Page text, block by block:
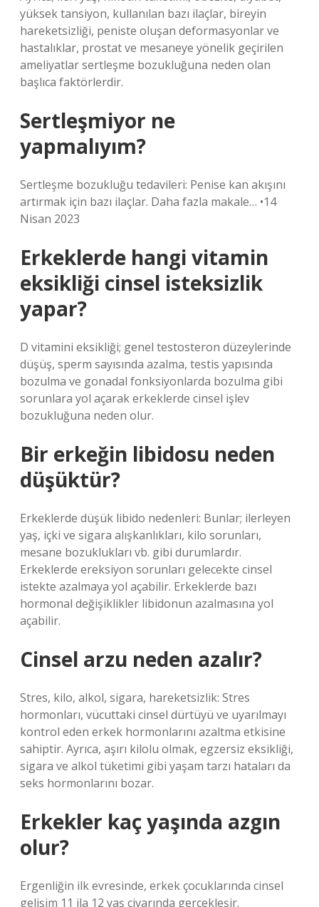
yüksek tansiyon, kullanılan bazı ilaçlar, bireyin
hareketsizliği, peniste oluşan deformasyonlar ve
hastalıklar, prostat ve mesaneye yönelik geçirilen
ameliyatlar sertleşme bozukluğuna neden olan
başlıca faktörlerdir.
Sertleşmiyor ne
yapmalıyım?
Sertleşme bozukluğu tedavileri: Penise kan akışını
artırmak için bazı ilaçlar. Daha fazla makale… •14
Nisan 2023
Erkeklerde hangi vitamin
eksikliği cinsel isteksizlik
yapar?
D vitamini eksikliği; genel testosteron düzeylerinde
düşüş, sperm sayısında azalma, testis yapısında
bozulma ve gonadal fonksiyonlarda bozulma gibi
sorunlara yol açarak erkeklerde cinsel işlev
bozukluğuna neden olur.
Bir erkeğin libidosu neden
düşüktür?
Erkeklerde düşük libido nedenleri: Bunlar; ilerleyen
yaş, içki ve sigara alışkanlıkları, kilo sorunları,
mesane bozuklukları vb. gibi durumlardır.
Erkeklerde ereksiyon sorunları gelecekte cinsel
istekte azalmaya yol açabilir. Erkeklerde bazı
hormonal değişiklikler libidonun azalmasına yol
açabilir.
Cinsel arzu neden azalır?
Stres, kilo, alkol, sigara, hareketsizlik: Stres
hormonları, vücuttaki cinsel dürtüyü ve uyarılmayı
kontrol eden erkek hormonlarını azaltma etkisine
sahiptir. Ayrıca, aşırı kilolu olmak, egzersiz eksikliği,
sigara ve alkol tüketimi gibi yaşam tarzı hataları da
seks hormonlarını bozar.
Erkekler kaç yaşında azgın
olur?
Ergenliğin ilk evresinde, erkek çocuklarında cinsel
gelişim 11 ila 12 yaş civarında gerçekleşir.